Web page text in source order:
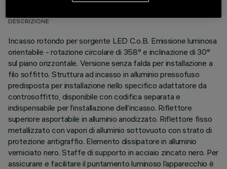
DESCRIZIONE
Incasso rotondo per sorgente LED C.o.B. Emissione luminosa
orientabile - rotazione circolare di 358° e inclinazione di 30°
sul piano orizzontale. Versione senza falda per installazione a
filo soffitto. Struttura ad incasso in alluminio pressofuso
predisposta per installazione nello specifico adattatore da
controsoffitto, disponibile con codifica separata e
indispensabile per l’installazione dell’incasso. Riflettore
superiore asportabile in alluminio anodizzato. Riflettore fisso
metallizzato con vapori di alluminio sottovuoto con strato di
protezione antigraffio. Elemento dissipatore in alluminio
verniciato nero. Staffe di supporto in acciaio zincato nero. Per
assicurare e facilitare il puntamento luminoso l’apparecchio è